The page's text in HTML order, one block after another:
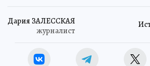
Дария ЗАЛЕССКАЯ
журналист